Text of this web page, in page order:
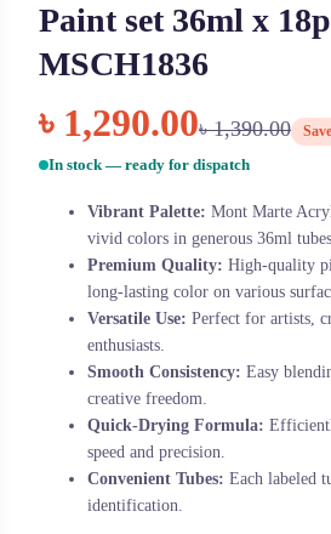
Paint set 36ml x
MSCH1836
৳ 1,290.00৳1,390.00
In stock — ready for dispatch
Vibrant Palette: Mont Marte
vivid colors in generous 36ml
Premium Quality: High-quality
long-lasting color on various
Versatile Use: Perfect for artists,
enthusiasts.
Smooth Consistency: Easy
creative freedom.
Quick-Drying Formula:
speed and precision.
Convenient Tubes: Each labeled
identification.